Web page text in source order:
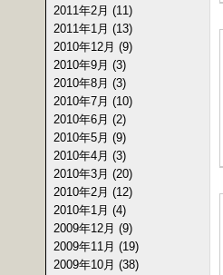
2011年2月 (11)
2011年1月 (13)
2010年12月 (9)
2010年9月 (3)
2010年8月 (3)
2010年7月 (10)
2010年6月 (2)
2010年5月 (9)
2010年4月 (3)
2010年3月 (20)
2010年2月 (12)
2010年1月 (4)
2009年12月 (9)
2009年11月 (19)
2009年10月 (38)